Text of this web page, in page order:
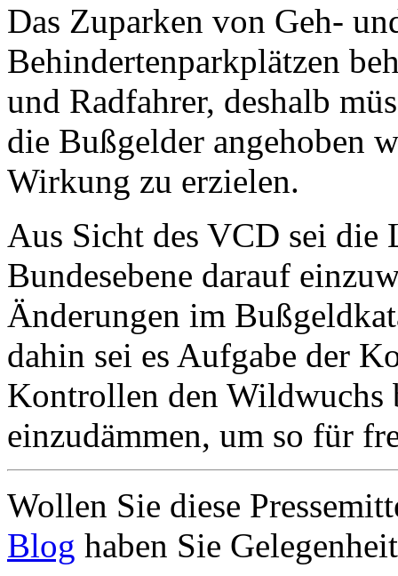
Das Zuparken von Geh-
Behindertenparkplätzen
und Radfahrer, deshalb
die Bußgelder angehoben
Wirkung zu erzielen.
Aus Sicht des VCD sei die
Bundes­ebene darauf
Änderungen im
dahin sei es Aufgabe der
Kontrollen den Wildwuchs
einzudämmen, um so für
Wollen Sie diese
Blog haben Sie